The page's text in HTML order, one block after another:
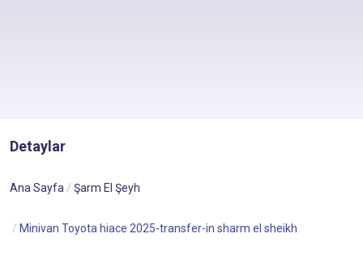
Detaylar
Ana Sayfa Şarm El Şeyh
Minivan Toyota hiace 2025-transfer-in sharm el sheikh